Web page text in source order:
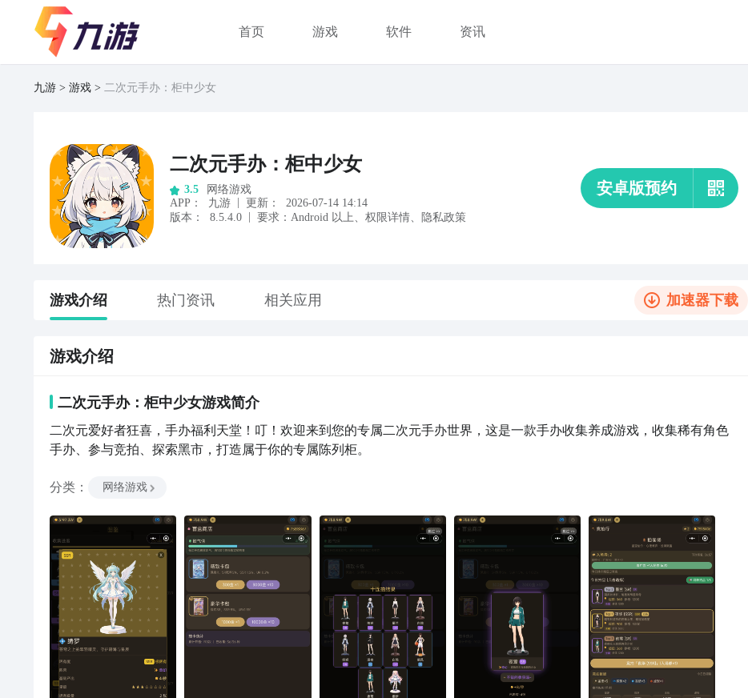
首页 游戏 软件 资讯
九游 游戏 二次元手办：柜中少女
二次元手办：柜中少女
3.5
网络游戏
APP ： 九游 更新：
2026-07-14 14:14
版本：
8.5.4.0 要求： Android 以上、 权限详情、 隐私政策
安卓版预约
游戏介绍 热门资讯 相关应用 加速器下载
游戏介绍
二次元手办：柜中少女游戏简介
二次元爱好者狂喜，手办福利天堂！叮！欢迎来到您的专属二次元手办世界，这是一款手办收集养成游戏，收集稀有角色
手办、参与竞拍、探索黑市，打造属于你的专属陈列柜。
分类 ： 网络游戏